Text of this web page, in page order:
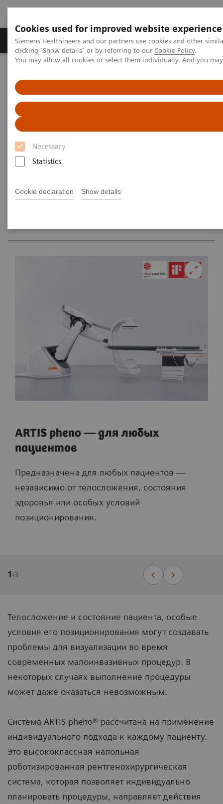
Cookies used for improved website experience
Siemens Healthineers and our partners use cookies and other
clicking "Show details" or by referring to our Cookie Policy.
You may allow all cookies or select them individually. And you
Necessary
Statistics
Cookie declaration Show details
Продукты и решения Клинические
Artis - интервенционные ангиографические системы
Система ARTIS pheno
ARTIS pheno
Индивидуальное решение для каждого
ARTIS pheno — для любых
пациентов
Предназначена для любых пациентов —
независимо от телосложения, состояния
здоровья или особых условий
позиционирования.
1/3
Телосложение и состояние пациента, особые
условия его позиционирования могут создавать
проблемы для визуализации во время
современных малоинвазивных процедур. В
некоторых случаях выполнение процедуры
может даже оказаться невозможным.
Система ARTIS pheno® рассчитана на применение
индивидуального подхода к каждому пациенту.
Это высококлассная напольная
роботизированная рентгенохирургическая
система, которая позволяет индивидуально
планировать процедуры, направляет действия